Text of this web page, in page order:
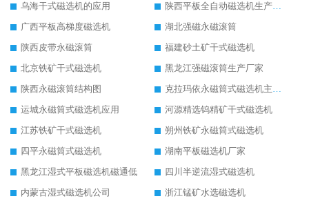
乌海干式磁选机的应用
陕西平板全自动磁选机生产厂家
广西平板高梯度磁选机
湖北强磁永磁滚筒
陕西皮带永磁滚筒
福建砂土矿干式磁选机
北京铁矿干式磁选机
黑龙江强磁滚筒生产厂家
陕西永磁滚筒结构图
克拉玛依永磁筒式磁选机主要技术参数
运城永磁筒式磁选机应用
河源精选钨精矿干式磁选机
江苏铁矿干式磁选机
朔州铁矿永磁筒式磁选机
四平永磁筒式磁选机
湖南平板磁选机厂家
黑龙江湿式平板磁选机磁通低
四川半逆流湿式磁选机
内蒙古湿式磁选机公司
浙江锰矿水选磁选机